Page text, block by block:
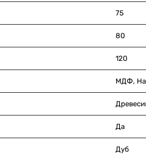
75
80
120
МДФ,
Да
Дуб